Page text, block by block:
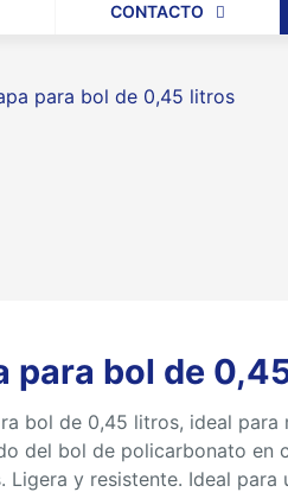
CONTACTO
para bol de 0,45 litros
para bol de
bol de 0,45 litros, ideal para
del bol de policarbonato en
Ligera y resistente. Ideal para